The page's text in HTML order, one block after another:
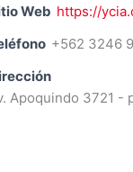
Web https://
+562 3246
Apoquindo 3721 -